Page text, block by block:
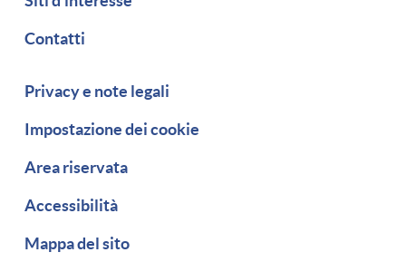
Contatti
Piè di pagina
Privacy e note legali
Impostazione dei cookie
Area riservata
Accessibilità
Mappa del sito